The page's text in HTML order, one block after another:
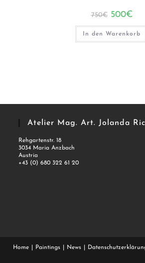
750€
war:
750€
500€
ist:
In den Warenkorb
Atelier Mag. Art. Jolanda
Rehgartenstr. 18
3034 Maria Anzbach
Austria
+43 (0) 680 322 61 20
Home Paintings News